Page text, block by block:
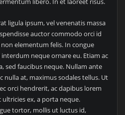
ligula ipsum, vel venenatis massa
auctor commodo orci id
elementum felis. In congue
neque ornare eu. Etiam ac
sed faucibus neque. Nullam ante
nulla at, maximus sodales tellus. Ut
orci hendrerit, ac dapibus lorem
ultricies ex, a porta neque.
tortor, mollis ut luctus id,